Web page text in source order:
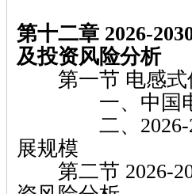
第十二章 2026-
及投资风险分析
第一节 电感式
一、中国电感
二、2026-
展规模
第二节 2026-